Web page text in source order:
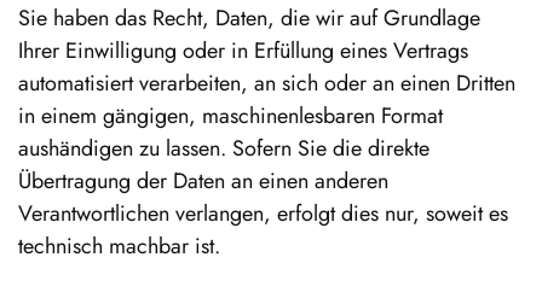
Sie haben das Recht, Daten, die wir auf Grundlage
Ihrer Einwilligung oder in Erfüllung eines Vertrags
automatisiert verarbeiten, an sich oder an einen Dritten
in einem gängigen, maschinenlesbaren Format
aushändigen zu lassen. Sofern Sie die direkte
Übertragung der Daten an einen anderen
Verantwortlichen verlangen, erfolgt dies nur, soweit es
technisch machbar ist.